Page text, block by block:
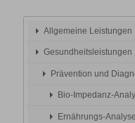
Allgemeine Leistungen
Gesundheitsleistungen
Prävention und
Bio-Impedanz-
Ernährungs-Analyse